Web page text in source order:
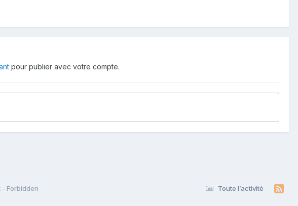
pour publier avec votre compte.
Toute l’activité
- Forbidden